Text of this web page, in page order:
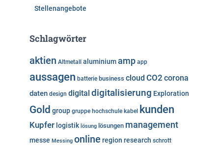
Stellenangebote
Schlagwörter
aktien Altmetall aluminiumamp app
aussagen batterie business cloud CO2 corona
daten design digital digitalisierung Exploration
Gold group gruppe hochschule kabel kunden
Kupfer logistik lösung lösungen management
messe Messing online region research schrott